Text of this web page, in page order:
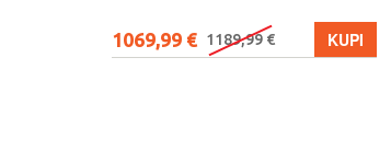
1069,99 € 1189,99 € KUPI